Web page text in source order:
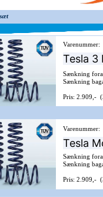
Varenummer:
Tesla 3
Sænkning
Sænkning
Pris: 2.909,-
Varenummer:
Tesla
Sænkning
Sænkning
Pris: 2.909,-